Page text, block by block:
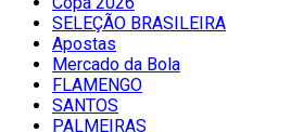
SELEÇÃO BRASILEIRA
Apostas
Mercado da Bola
FLAMENGO
SANTOS
PALMEIRAS